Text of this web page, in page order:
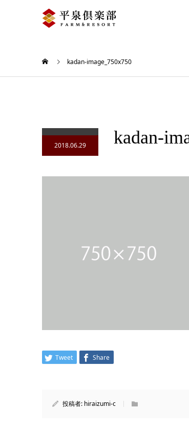
kadan-image_750x750
2018.06.29 kadan-
Tweet Share
投稿者: hiraizumi-c